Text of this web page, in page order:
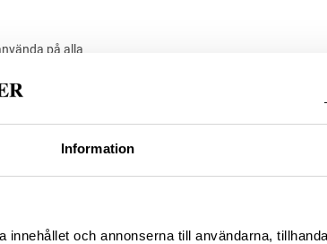
Information
och annonserna till användarna,
på alla
Mark PDM
Media:
Upphovsrätten till detta verk
sätt. Ange